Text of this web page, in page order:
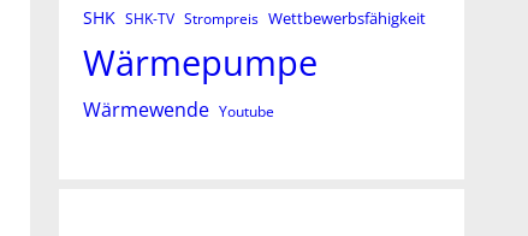
SHK SHK-TV Strompreis Wettbewerbsfähigkeit
Wärmepumpe
Wärmewende Youtube